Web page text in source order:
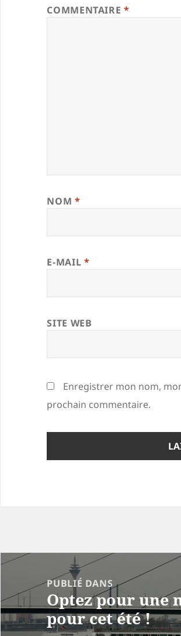
COMMENTAIRE*
NOM *
E-MAIL *
SITE WEB
Enregistrer mon nom,
prochain commentaire.
Navigation
l’article
PUBLIÉ DANS
Optez pour une
pour cet été !